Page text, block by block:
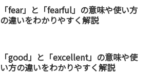
「fear」と「fearful」の意味や使い方
の違いをわかりやすく解説
「good」と「excellent」の意味や使
い方の違いをわかりやすく解説